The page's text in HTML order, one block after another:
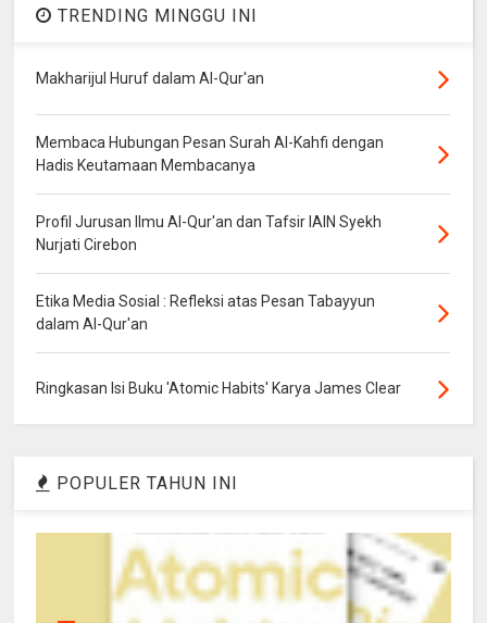
TRENDING MINGGU INI
Makharijul Huruf dalam Al-Qur'an
Membaca Hubungan Pesan Surah Al-Kahfi dengan
Hadis Keutamaan Membacanya
Profil Jurusan Ilmu Al-Qur'an dan Tafsir IAIN Syekh
Nurjati Cirebon
Etika Media Sosial : Refleksi atas Pesan Tabayyun
dalam Al-Qur'an
Ringkasan Isi Buku 'Atomic Habits' Karya James Clear
POPULER TAHUN INI